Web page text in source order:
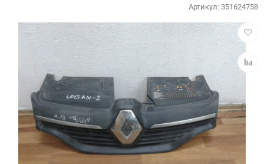
в
к
Артикул:351624758